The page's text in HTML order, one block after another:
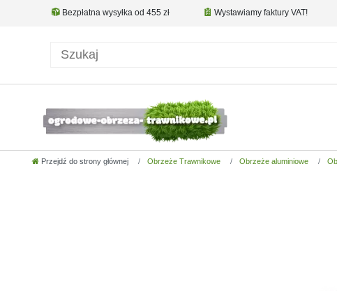
Bezpłatna wysyłka od 455 zł Wystawiamy faktury VAT!
Przejdź do strony głównej Obrzeże Trawnikowe Obrzeże aluminiowe